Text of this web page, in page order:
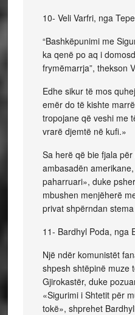
10- Veli Varfri, nga
“Bashkëpunimi me
ka qenë po aq i
frymëmarrja”, thekson
Edhe sikur të mos
emër do të kishte
tropojane që veshi me
vrarë djemtë në kufi.»
Sa herë që bie fjala
ambasadën
paharruari», duke
mbushen menjëherë
privat shpërndan
11- Bardhyl Poda, nga
Një ndër komunistët
shpesh shtëpinë muze
Gjirokastër, duke
«Sigurimi i Shtetit për
tokë», shprehet